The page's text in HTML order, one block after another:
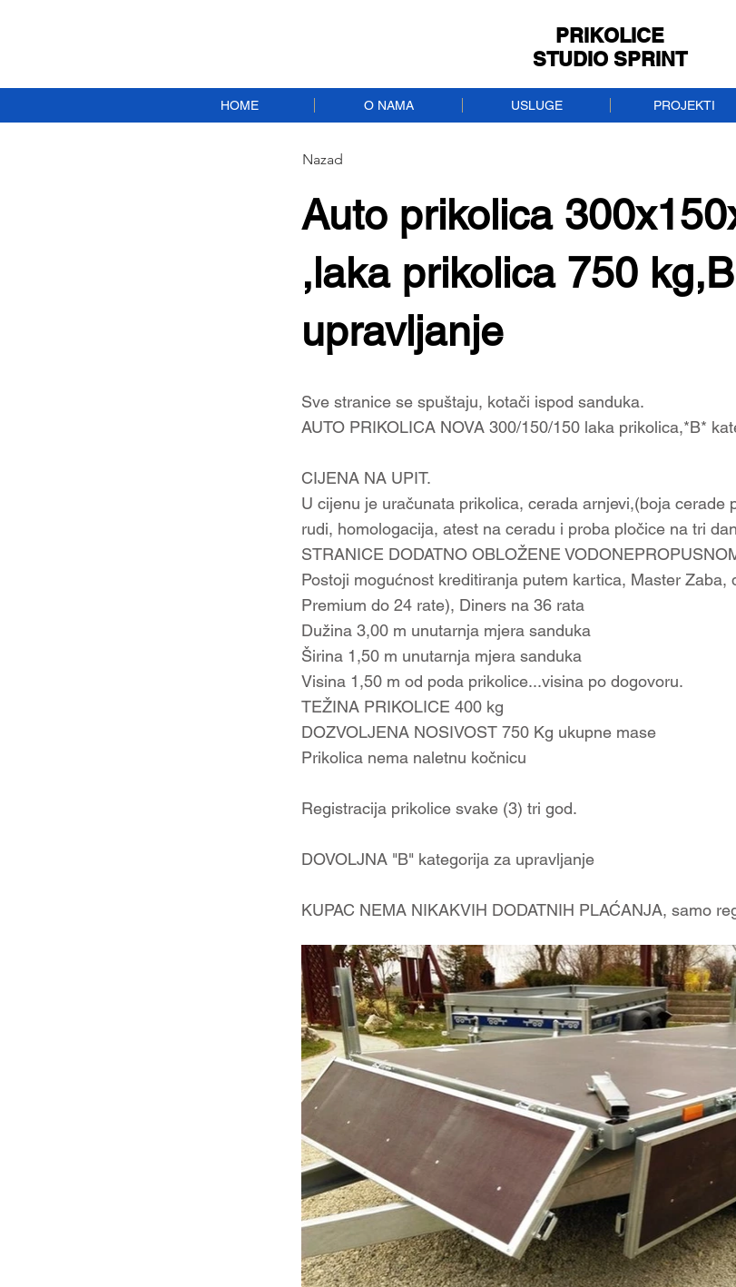
PRIKOLICE
STUDIO SPRINT
HOME O NAMA USLUGE PROJEKTI
Nazad
Auto prikolica
,laka prikolica 750
upravljanje
Sve stranice se spuštaju, kotači ispod sanduka.
AUTO PRIKOLICA NOVA 300/150/150 laka prikolica,*B*
CIJENA NA UPIT.
U cijenu je uračunata prikolica, cerada arnjevi,(boja cerade
rudi, homologacija, atest na ceradu i proba pločice na tri
STRANICE DODATNO OBLOŽENE
Postoji mogućnost kreditiranja putem kartica, Master Zaba,
Premium do 24 rate), Diners na 36 rata
Dužina 3,00 m unutarnja mjera sanduka
Širina 1,50 m unutarnja mjera sanduka
Visina 1,50 m od poda prikolice...visina po dogovoru.
TEŽINA PRIKOLICE 400 kg
DOZVOLJENA NOSIVOST 750 Kg ukupne mase
Prikolica nema naletnu kočnicu
Registracija prikolice svake (3) tri god.
DOVOLJNA "B" kategorija za upravljanje
KUPAC NEMA NIKAKVIH DODATNIH PLAĆANJA, samo